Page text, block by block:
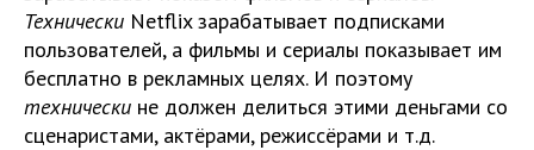
Технически Netflix зарабатывает подписками
пользователей, а фильмы и сериалы показывает им
бесплатно в рекламных целях. И поэтому
технически не должен делиться этими деньгами со
сценаристами, актёрами, режиссёрами и т.д.